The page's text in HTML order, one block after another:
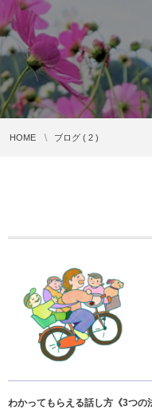
HOME ブログ ( 2 )
わかってもらえる話し方《3つの